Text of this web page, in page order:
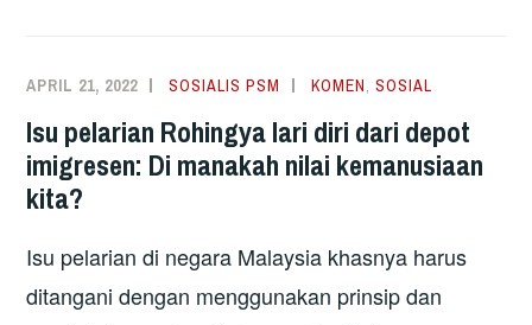
APRIL 21, 2022 SOSIALIS PSM KOMEN,SOSIAL
Isu pelarian Rohingya lari diri dari depot
imigresen: Di manakah nilai kemanusiaan
kita?
Isu pelarian di negara Malaysia khasnya harus
ditangani dengan menggunakan prinsip dan